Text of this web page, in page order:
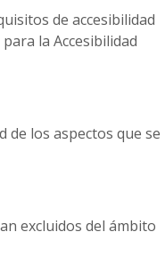
de accesibilidad
la Accesibilidad
de los aspectos que se
excluidos del ámbito